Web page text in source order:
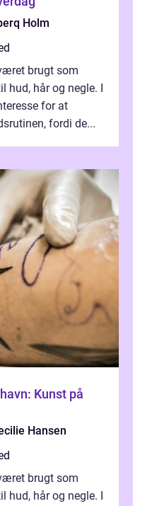
Holm
brugt som
hud, hår og negle. I
for at
fordi de...
Kunst på
Hansen
brugt som
hud, hår og negle. I